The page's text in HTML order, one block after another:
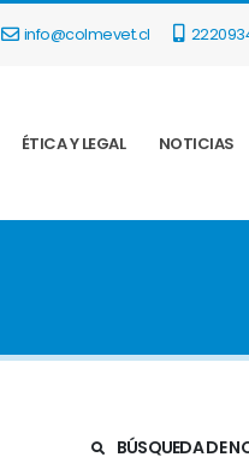
info@colmevet.cl
ÉTICA Y LEGAL NOTICIAS
BÚSQUEDA DE